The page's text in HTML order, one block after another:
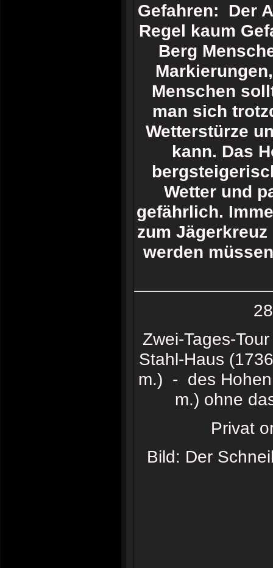
Gefahren: Der
Regel kaum
Berg
Menschen
man sich
Wetterstürze
kann. Das
Wetter und
gefährlich.
zum
werden
Zwei-Tages-
Stahl-Haus
m.) - des
m.) ohne
Privat
Bild: Der